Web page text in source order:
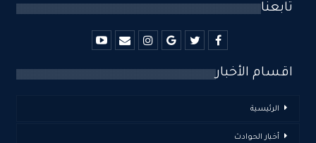
تابعنا
اقسام الأخبار
الرئيسية
أخبار الحوادث